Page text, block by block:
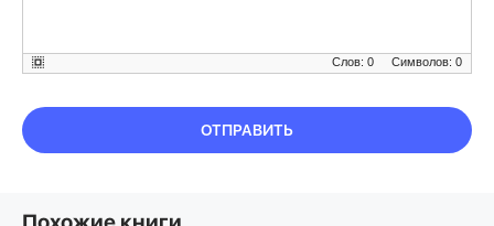
Символов: 0
Слов: 0
ОТПРАВИТЬ